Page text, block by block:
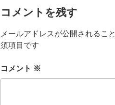
コメントを残す
メールアドレスが公開されるこ
須項目です
コメント ※